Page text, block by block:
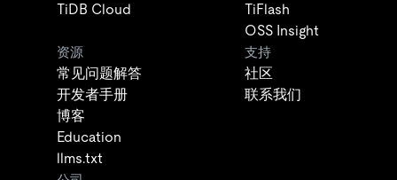
TiDB Cloud
TiFlash
OSS Insight
资源
常见问题解答
开发者手册
博客
Education
llms.txt
支持
社区
联系我们